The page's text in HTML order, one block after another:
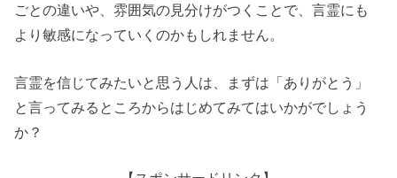
ごとの違いや、雰囲気の見分けがつくことで、言霊にも
より敏感になっていくのかもしれません。
言霊を信じてみたいと思う人は、まずは「ありがとう」
と言ってみるところからはじめてみてはいかがでしょう
か？